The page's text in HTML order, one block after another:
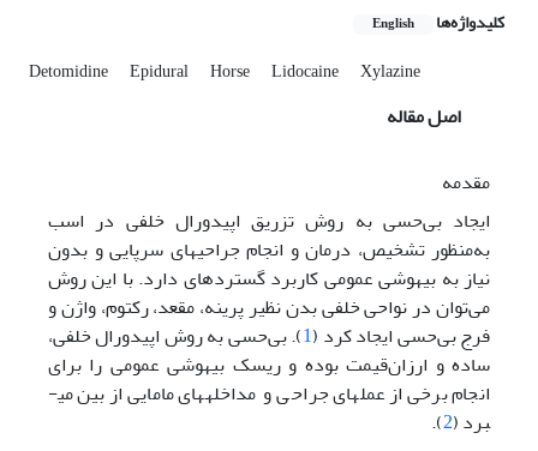
کلیدواژه‌ها English
Detomidine Epidural Horse Lidocaine Xylazine
اصل مقاله
مقدمه
ایجاد ‌بی‌حسی به روش تزریق اپیدورال خلفی در اسب
به‌منظور تشخیص، درمان و انجام جراحی­های سرپایی و بدون
نیاز به بیهوشی عمومی کاربرد گسترده­ای دارد. با این روش
می‌توان در نواحی خلفی بدن نظیر پرینه، مقعد، رکتوم، واژن و
فرج ‌بی‌حسی ایجاد کرد (1). ‌بی‌حسی به روش اپیدورال خلفی،
ساده و ارزان‌قیمت بوده و ریسک بیهوشی عمومی را برای
انجام برخی از عمل­های جراحی و مداخله­های مامایی از بین می­
برد (2
).